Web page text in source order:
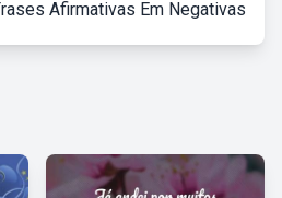
Afirmativas Em Negativas